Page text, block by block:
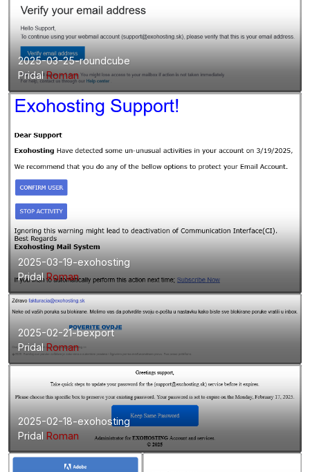
2025-03-25-roundcube
PridalRoman
2025-03-19-exohosting
PridalRoman
2025-02-21-bexport
PridalRoman
2025-02-18-exohosting
PridalRoman